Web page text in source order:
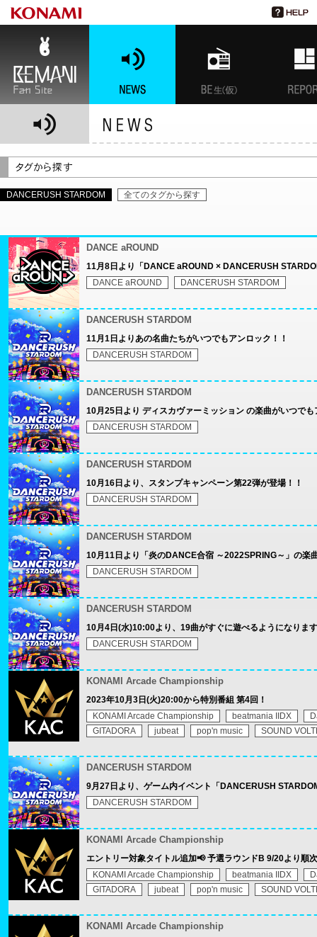
DANCERUSH STARDOM 全てのタグから探す
DANCE aROUND
11月8日より「DANCE aROUND × DANCERUSH
DANCE aROUND
DANCERUSH STARDOM
DANCERUSH STARDOM
11月1日よりあの名曲たちがいつでもアンロック！！
DANCERUSH STARDOM
DANCERUSH STARDOM
10月25日より ディスカヴァーミッション の楽曲がいつで
DANCERUSH STARDOM
DANCERUSH STARDOM
10月16日より、スタンプキャンペーン第22弾が登場！！
DANCERUSH STARDOM
DANCERUSH STARDOM
10月11日より「炎のDANCE合宿 ～2022SPRING～」の楽
DANCERUSH STARDOM
DANCERUSH STARDOM
10月4日(水)10:00より、19曲がすぐに遊べるようになりま
DANCERUSH STARDOM
KONAMI Arcade Championship
2023年10月3日(火)20:00から特別番組 第4回！
KONAMI Arcade Championship
beatmania IIDX
GITADORA
jubeat pop'n music SOUND
DANCERUSH STARDOM
9月27日より、ゲーム内イベント「DANCERUSH
DANCERUSH STARDOM
KONAMI Arcade Championship
エントリー対象タイトル追加📢 予選ラウンドB 9/20より順
KONAMI Arcade Championship
beatmania IIDX
GITADORA
jubeat pop'n music SOUND
KONAMI Arcade Championship